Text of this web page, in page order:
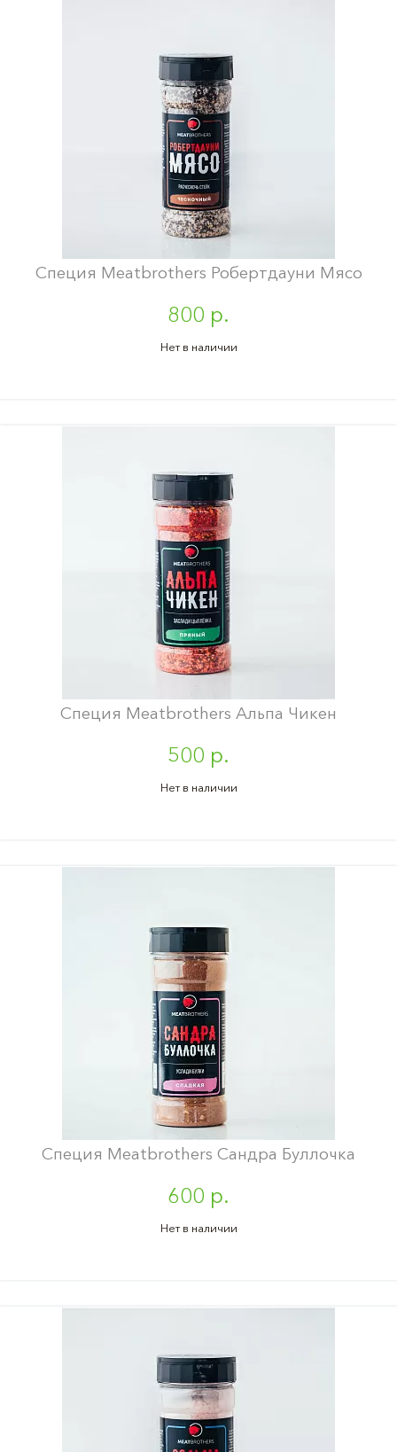
Специя Meatbrothers Робертдауни Мясо
800 р.
Нет в наличии
Специя Meatbrothers Альпа Чикен
500 р.
Нет в наличии
Специя Meatbrothers Сандра Буллочка
600 р.
Нет в наличии